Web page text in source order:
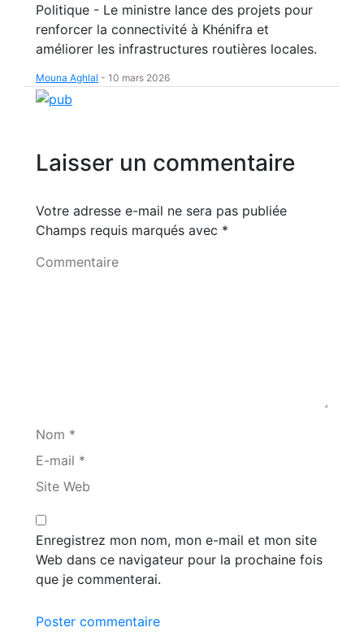
Politique - Le ministre lance des projets pour
renforcer la connectivité à Khénifra et
améliorer les infrastructures routières locales.
Mouna Aghlal - 10 mars 2026
Laisser un commentaire
Votre adresse e-mail ne sera pas publiée
Champs requis marqués avec *
Commentaire
Nom *
E-mail *
Site Web
Enregistrez mon nom, mon e-mail et mon site
Web dans ce navigateur pour la prochaine fois
que je commenterai.
Poster commentaire